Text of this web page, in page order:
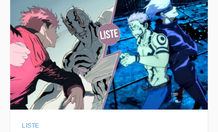
LISTE